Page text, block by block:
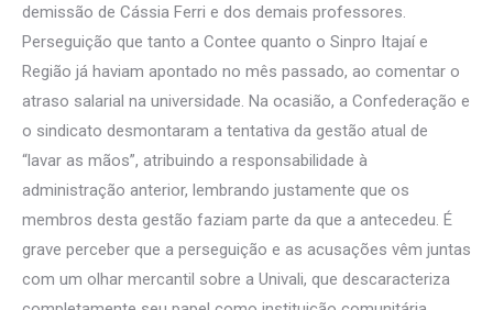
demissão de Cássia Ferri e dos demais professores.
Perseguição que tanto a Contee quanto o Sinpro Itajaí e
Região já haviam apontado no mês passado, ao comentar o
atraso salarial na universidade. Na ocasião, a Confederação e
o sindicato desmontaram a tentativa da gestão atual de
“lavar as mãos”, atribuindo a responsabilidade à
administração anterior, lembrando justamente que os
membros desta gestão faziam parte da que a antecedeu. É
grave perceber que a perseguição e as acusações vêm juntas
com um olhar mercantil sobre a Univali, que descaracteriza